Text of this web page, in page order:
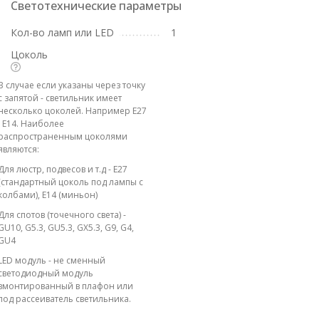
Светотехнические параметры
Кол-во ламп или LED
1
Цоколь
случае если указаны через точку
запятой - светильник имеет
цоколей. Например E27
E14. Наиболее
цоколями
люстр, подвесов и т.д - E27
цоколь под лампы с
E14 (миньон)
спотов (точечного света) -
G5.3, GU5.3, GX5.3, G9, G4,
модуль - не сменный
модуль
в плафон или
рассеиватель светильника.